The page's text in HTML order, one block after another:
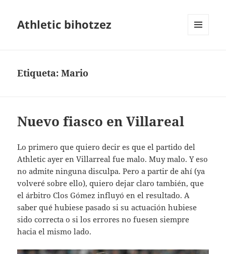
Athletic bihotzez
Etiqueta:Mario
Nuevo fiasco en Villareal
Lo primero que quiero decir es que el partido del
Athletic ayer en Villarreal fue malo. Muy malo. Y eso
no admite ninguna disculpa. Pero a partir de ahí (ya
volveré sobre ello), quiero dejar claro también, que
el árbitro Clos Gómez influyó en el resultado. A
saber qué hubiese pasado si su actuación hubiese
sido correcta o si los errores no fuesen siempre
hacia el mismo lado.